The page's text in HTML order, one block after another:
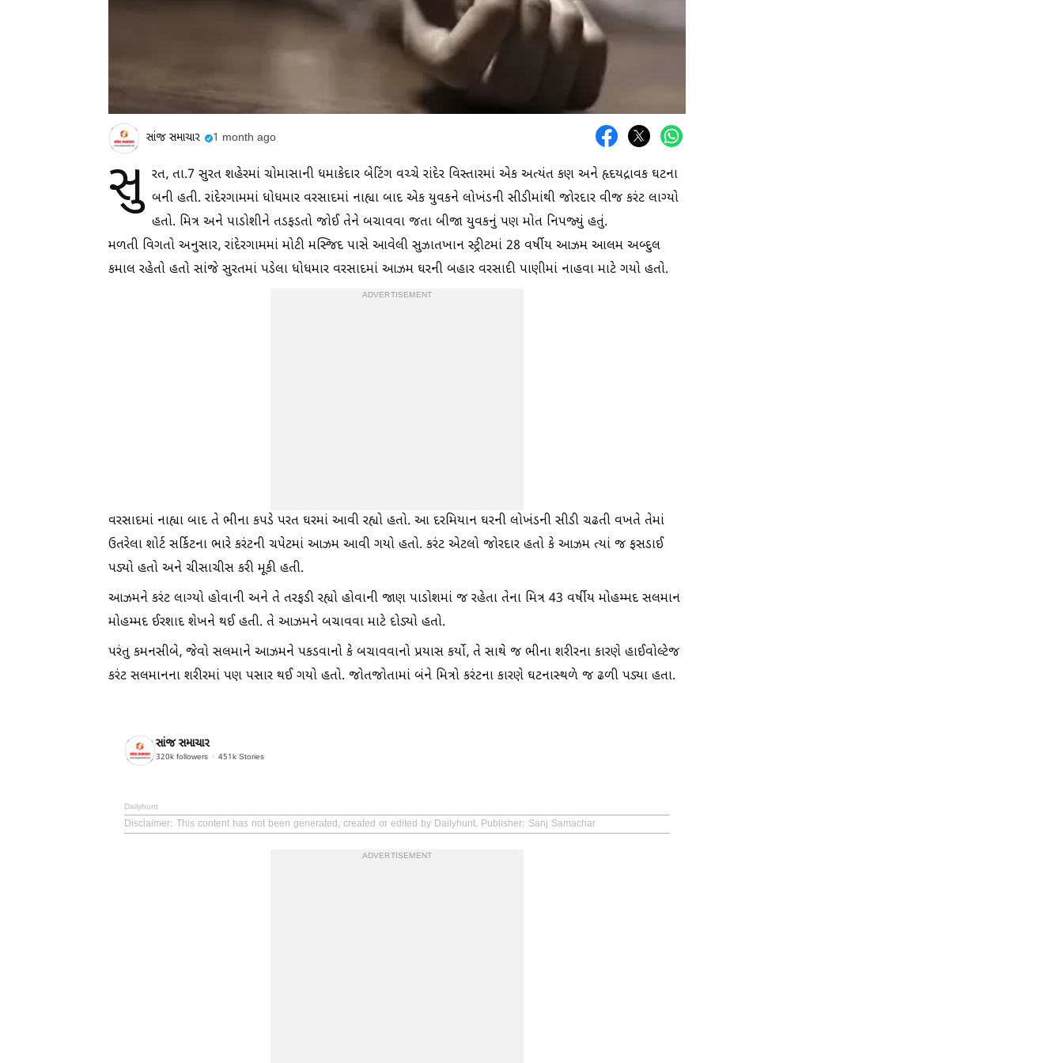
સાંજ સમાચાર 1 month ago
સુ રત, તા.7 સુરત શહેરમાં ચોમાસાની ધમાકેદાર બેટિંગ વચ્ચે રાંદેર વિસ્તારમાં એક અત્યંત કણ અને હૃદયદ્રાવક ઘટના
બની હતી. રાંદેરગામમાં ધોધમાર વરસાદમાં નાહ્યા બાદ એક યુવકને લોખંડની સીડીમાંથી જોરદાર વીજ કરંટ લાગ્યો
હતો. મિત્ર અને પાડોશીને તડફડતો જોઈ તેને બચાવવા જતા બીજા યુવકનું પણ મોત નિપજ્યું હતું.
મળતી વિગતો અનુસાર, રાંદેરગામમાં મોટી મસ્જિદ પાસે આવેલી સુઝાતખાન સ્ટ્રીટમાં 28 વર્ષીય આઝમ આલમ અબ્દુલ
કમાલ રહેતો હતો સાંજે સુરતમાં પડેલા ધોધમાર વરસાદમાં આઝમ ઘરની બહાર વરસાદી પાણીમાં નાહવા માટે ગયો હતો.
ADVERTISEMENT
વરસાદમાં નાહ્યા બાદ તે ભીના કપડે પરત ઘરમાં આવી રહ્યો હતો. આ દરમિયાન ઘરની લોખંડની સીડી ચઢતી વખતે તેમાં
ઉતરેલા શોર્ટ સર્કિટના ભારે કરંટની ચપેટમાં આઝમ આવી ગયો હતો. કરંટ એટલો જોરદાર હતો કે આઝમ ત્યાં જ ફસડાઈ
પડ્યો હતો અને ચીસાચીસ કરી મૂકી હતી.
આઝમને કરંટ લાગ્યો હોવાની અને તે તરફડી રહ્યો હોવાની જાણ પાડોશમાં જ રહેતા તેના મિત્ર 43 વર્ષીય મોહમ્મદ સલમાન
મોહમ્મદ ઈરશાદ શેખને થઈ હતી. તે આઝમને બચાવવા માટે દોડ્યો હતો.
પરંતુ કમનસીબે, જેવો સલમાને આઝમને પકડવાનો કે બચાવવાનો પ્રયાસ કર્યો, તે સાથે જ ભીના શરીરના કારણે હાઈવોલ્ટેજ
કરંટ સલમાનના શરીરમાં પણ પસાર થઈ ગયો હતો. જોતજોતામાં બંને મિત્રો કરંટના કારણે ઘટનાસ્થળે જ ઢળી પડ્યા હતા.
સાંજ સમાચાર
320k followers 451k Stories
Dailyhunt
Disclaimer: This content has not been generated, created or edited by Dailyhunt. Publisher: Sanj Samachar
ADVERTISEMENT